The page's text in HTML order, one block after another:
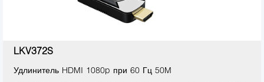
LKV372S
Удлинитель HDMI 1080p при 60 Гц 50M